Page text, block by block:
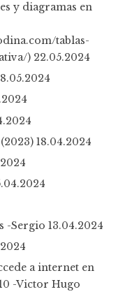
y diagramas en
tablas-
) 22.05.2024
18.04.2024
-Sergio 13.04.2024
a internet en
-Victor Hugo